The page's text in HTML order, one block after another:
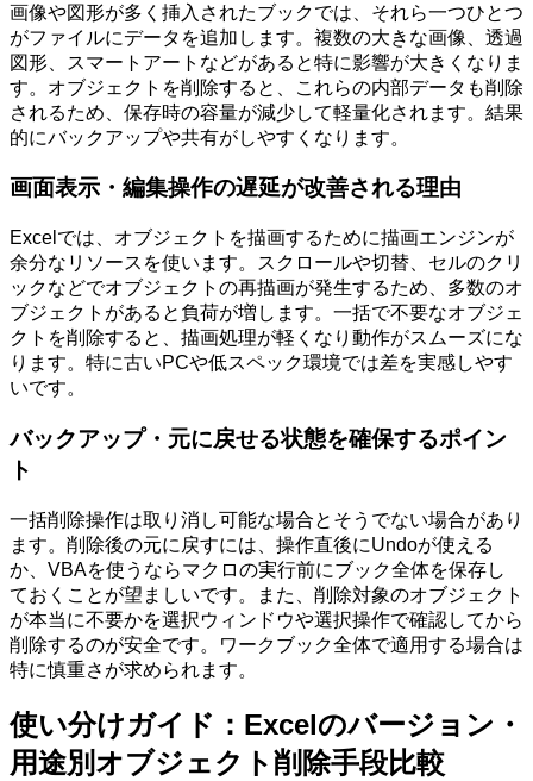
画像や図形が多く挿入されたブックでは、それら一つひとつ
がファイルにデータを追加します。複数の大きな画像、透過
図形、スマートアートなどがあると特に影響が大きくなりま
す。オブジェクトを削除すると、これらの内部データも削除
されるため、保存時の容量が減少して軽量化されます。結果
的にバックアップや共有がしやすくなります。
画面表示・編集操作の遅延が改善される理由
Excelでは、オブジェクトを描画するために描画エンジンが
余分なリソースを使います。スクロールや切替、セルのクリ
ックなどでオブジェクトの再描画が発生するため、多数のオ
ブジェクトがあると負荷が増します。一括で不要なオブジェ
クトを削除すると、描画処理が軽くなり動作がスムーズにな
ります。特に古いPCや低スペック環境では差を実感しやす
いです。
バックアップ・元に戻せる状態を確保するポイン
ト
一括削除操作は取り消し可能な場合とそうでない場合があり
ます。削除後の元に戻すには、操作直後にUndoが使える
か、VBAを使うならマクロの実行前にブック全体を保存し
ておくことが望ましいです。また、削除対象のオブジェクト
が本当に不要かを選択ウィンドウや選択操作で確認してから
削除するのが安全です。ワークブック全体で適用する場合は
特に慎重さが求められます。
使い分けガイド：Excelのバージョン・
用途別オブジェクト削除手段比較